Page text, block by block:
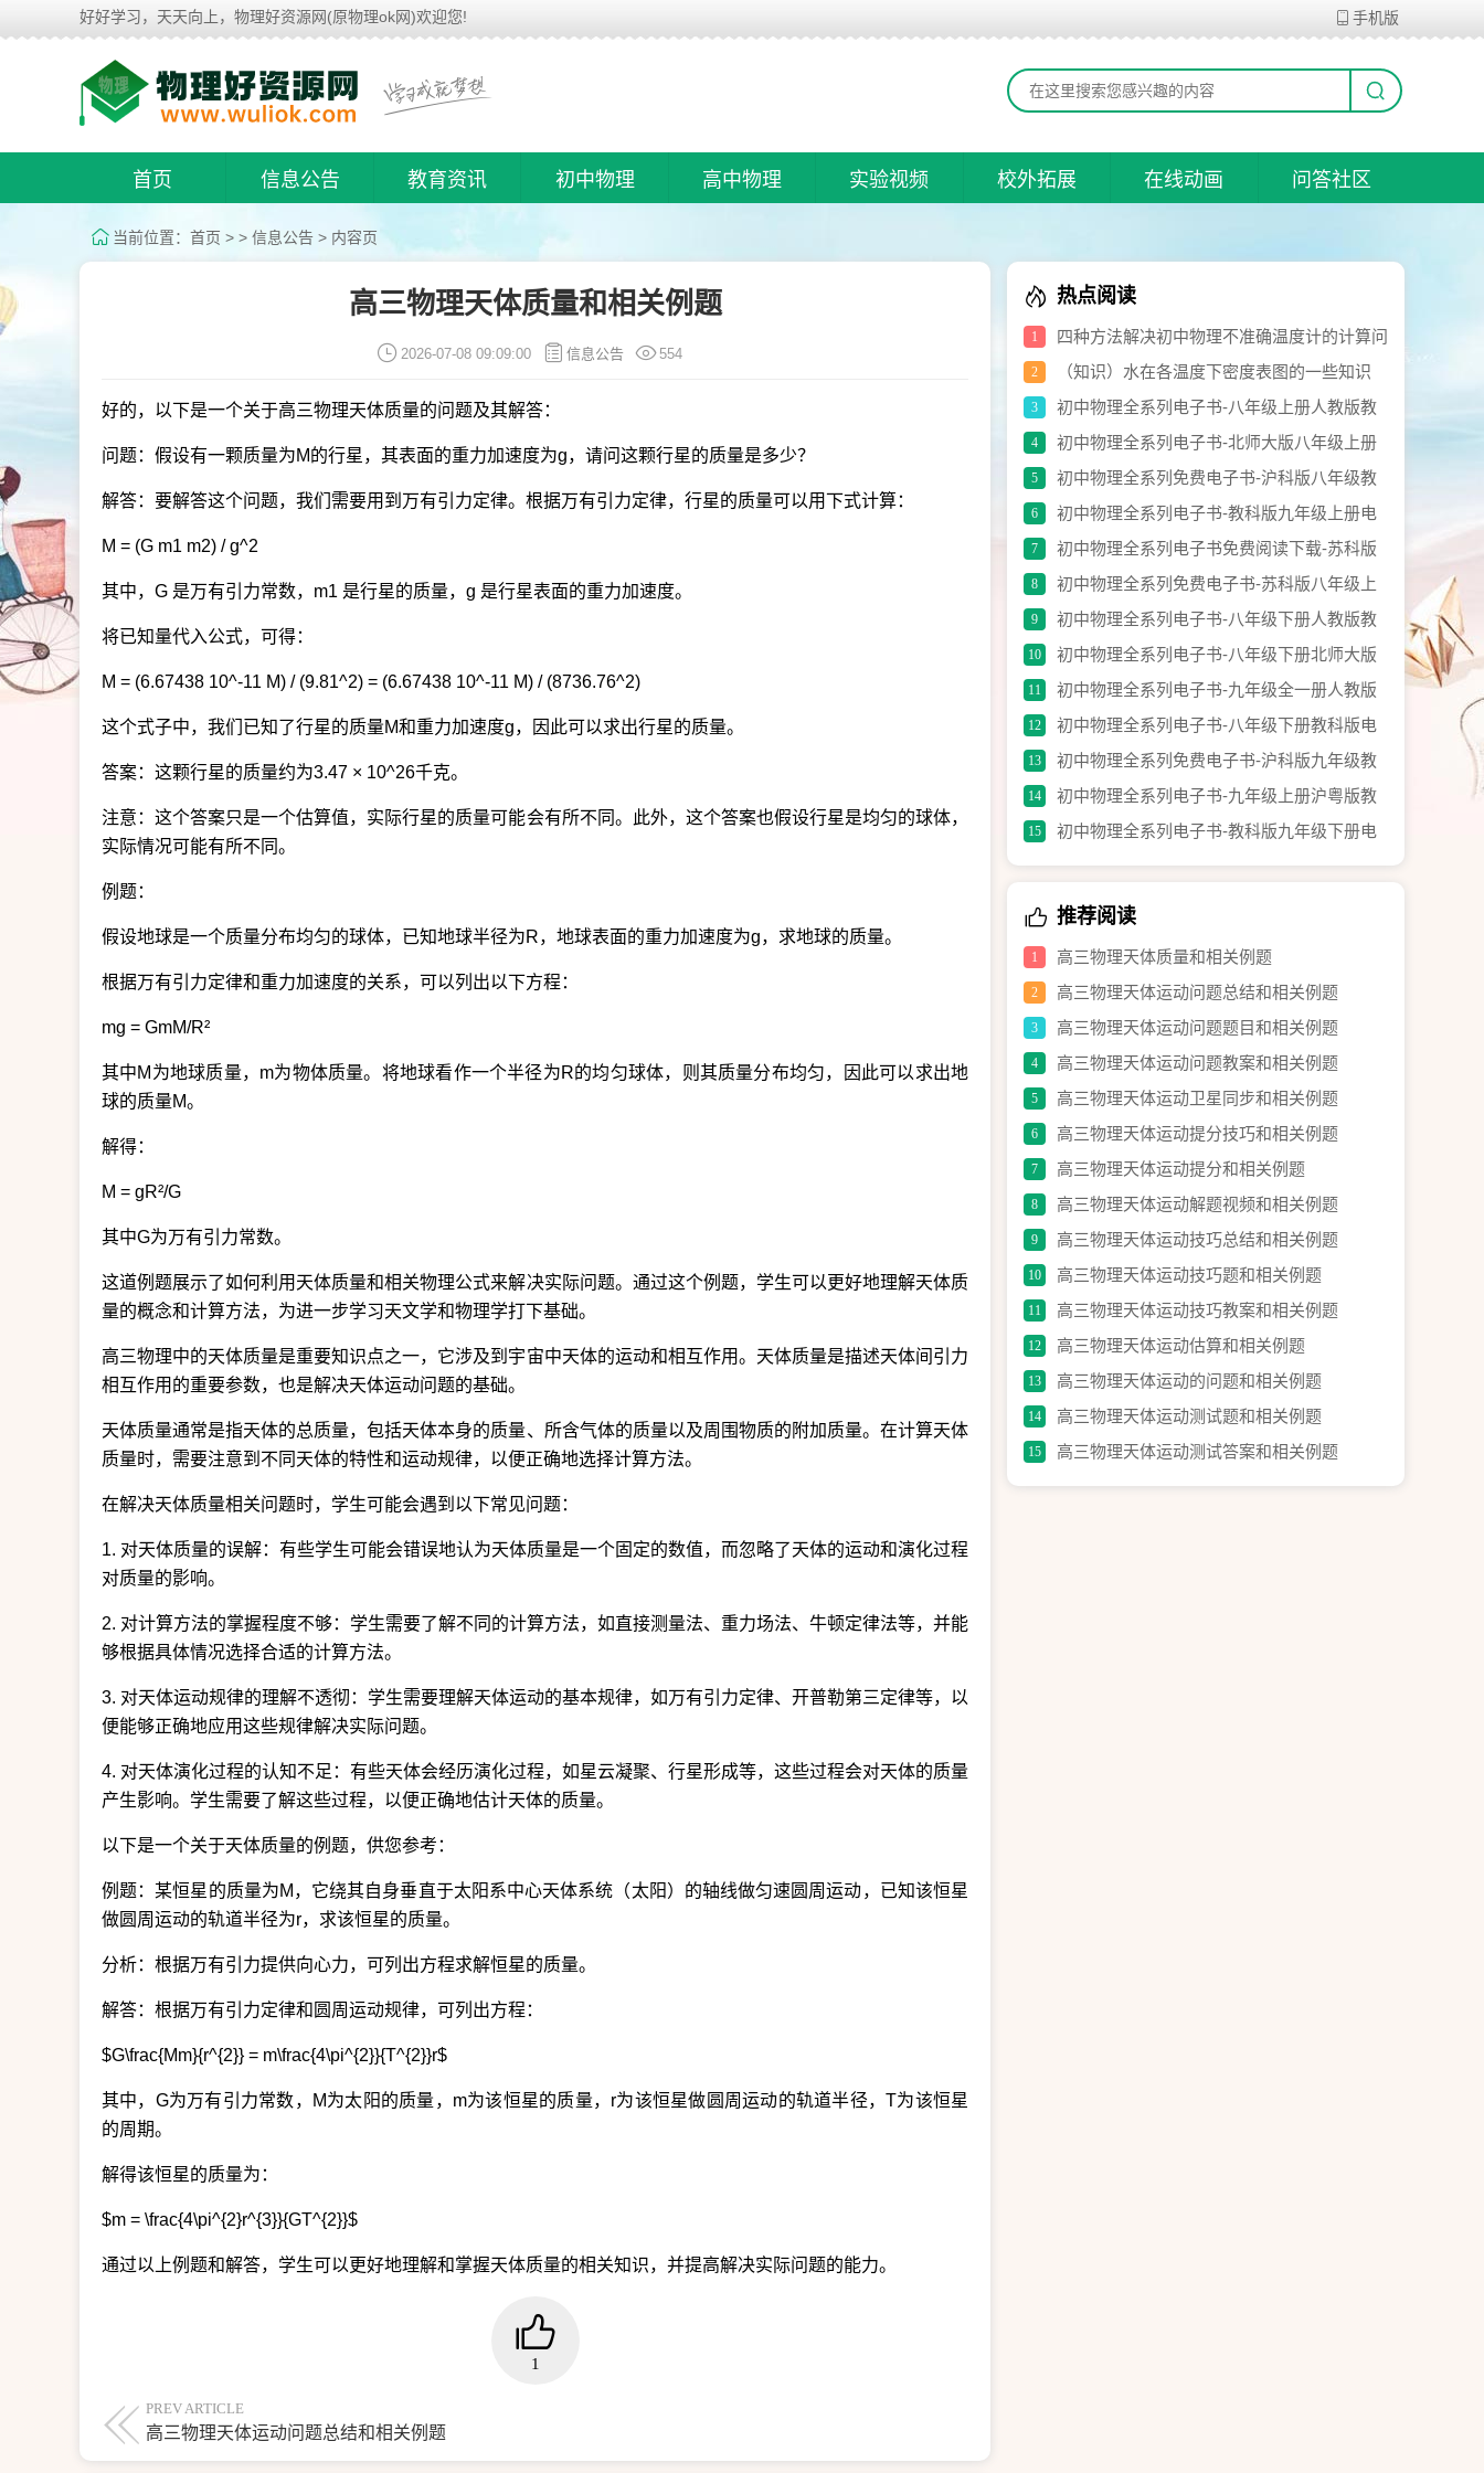
好好学习，天天向上，物理好资源网(原物理ok网)欢迎您! 手机版
首页 信息公告 教育资讯 初中物理 高中物理 实验视频 校外拓展 在线动画 问答社区
当前位置： 首页 > > 信息公告 > 内容页
高三物理天体质量和相关例题
2026-07-08 09:09:00 信息公告 554
好的，以下是一个关于高三物理天体质量的问题及其解答：
问题：假设有一颗质量为M的行星，其表面的重力加速度为g，请问这颗行星的质量是多少？
解答：要解答这个问题，我们需要用到万有引力定律。根据万有引力定律，行星的质量可以用下式计算：
M = (G m1 m2) / g^2
其中，G 是万有引力常数，m1 是行星的质量，g 是行星表面的重力加速度。
将已知量代入公式，可得：
M = (6.67438 10^-11 M) / (9.81^2) = (6.67438 10^-11 M) / (8736.76^2)
这个式子中，我们已知了行星的质量M和重力加速度g，因此可以求出行星的质量。
答案：这颗行星的质量约为3.47 × 10^26千克。
注意：这个答案只是一个估算值，实际行星的质量可能会有所不同。此外，这个答案也假设行星是均匀的球体，
实际情况可能有所不同。
例题：
假设地球是一个质量分布均匀的球体，已知地球半径为R，地球表面的重力加速度为g，求地球的质量。
根据万有引力定律和重力加速度的关系，可以列出以下方程：
mg = GmM/R²
其中M为地球质量，m为物体质量。将地球看作一个半径为R的均匀球体，则其质量分布均匀，因此可以求出地
球的质量M。
解得：
M = gR²/G
其中G为万有引力常数。
这道例题展示了如何利用天体质量和相关物理公式来解决实际问题。通过这个例题，学生可以更好地理解天体质
量的概念和计算方法，为进一步学习天文学和物理学打下基础。
高三物理中的天体质量是重要知识点之一，它涉及到宇宙中天体的运动和相互作用。天体质量是描述天体间引力
相互作用的重要参数，也是解决天体运动问题的基础。
天体质量通常是指天体的总质量，包括天体本身的质量、所含气体的质量以及周围物质的附加质量。在计算天体
质量时，需要注意到不同天体的特性和运动规律，以便正确地选择计算方法。
在解决天体质量相关问题时，学生可能会遇到以下常见问题：
1. 对天体质量的误解：有些学生可能会错误地认为天体质量是一个固定的数值，而忽略了天体的运动和演化过程
对质量的影响。
2. 对计算方法的掌握程度不够：学生需要了解不同的计算方法，如直接测量法、重力场法、牛顿定律法等，并能
够根据具体情况选择合适的计算方法。
3. 对天体运动规律的理解不透彻：学生需要理解天体运动的基本规律，如万有引力定律、开普勒第三定律等，以
便能够正确地应用这些规律解决实际问题。
4. 对天体演化过程的认知不足：有些天体会经历演化过程，如星云凝聚、行星形成等，这些过程会对天体的质量
产生影响。学生需要了解这些过程，以便正确地估计天体的质量。
以下是一个关于天体质量的例题，供您参考：
例题：某恒星的质量为M，它绕其自身垂直于太阳系中心天体系统（太阳）的轴线做匀速圆周运动，已知该恒星
做圆周运动的轨道半径为r，求该恒星的质量。
分析：根据万有引力提供向心力，可列出方程求解恒星的质量。
解答：根据万有引力定律和圆周运动规律，可列出方程：
$G\frac{Mm}{r^{2}} = m\frac{4\pi^{2}}{T^{2}}r$
其中，G为万有引力常数，M为太阳的质量，m为该恒星的质量，r为该恒星做圆周运动的轨道半径，T为该恒星
的周期。
解得该恒星的质量为：
$m = \frac{4\pi^{2}r^{3}}{GT^{2}}$
通过以上例题和解答，学生可以更好地理解和掌握天体质量的相关知识，并提高解决实际问题的能力。
1
PREV ARTICLE
高三物理天体运动问题总结和相关例题
热点阅读
1
四种方法解决初中物理不准确温度计的计算问
题
2 （知识）水在各温度下密度表图的一些知识
3
初中物理全系列电子书-八年级上册人教版教
材（修订版）.pdf
4
初中物理全系列电子书-北师大版八年级上册
电子书.pdf
5
初中物理全系列免费电子书-沪科版八年级教
材电子书.pdf
6
初中物理全系列电子书-教科版九年级上册电
子教材.pdf
7
初中物理全系列电子书免费阅读下载-苏科版
九年级上册.pdf
8
初中物理全系列免费电子书-苏科版八年级上
册教材电子书.pdf
9
初中物理全系列电子书-八年级下册人教版教
材（修订版）.pdf
10
初中物理全系列电子书-八年级下册北师大版
电子课本.pdf
11
初中物理全系列电子书-九年级全一册人教版
教材（修订版）.pdf
12
初中物理全系列电子书-八年级下册教科版电
子教材.pdf
13
初中物理全系列免费电子书-沪科版九年级教
材电子书.pdf
14
初中物理全系列电子书-九年级上册沪粤版教
材.pdf
15
初中物理全系列电子书-教科版九年级下册电
子书.pdf
推荐阅读
1 高三物理天体质量和相关例题
2 高三物理天体运动问题总结和相关例题
3 高三物理天体运动问题题目和相关例题
4 高三物理天体运动问题教案和相关例题
5 高三物理天体运动卫星同步和相关例题
6 高三物理天体运动提分技巧和相关例题
7 高三物理天体运动提分和相关例题
8 高三物理天体运动解题视频和相关例题
9 高三物理天体运动技巧总结和相关例题
10 高三物理天体运动技巧题和相关例题
11 高三物理天体运动技巧教案和相关例题
12 高三物理天体运动估算和相关例题
13 高三物理天体运动的问题和相关例题
14 高三物理天体运动测试题和相关例题
15 高三物理天体运动测试答案和相关例题